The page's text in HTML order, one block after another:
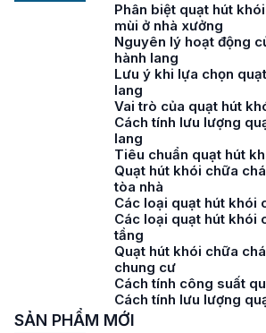
Phân biệt quạt hút
mùi ở nhà xưởng
Nguyên lý hoạt động
hành lang
Lưu ý khi lựa chọn
lang
Vai trò của quạt hút
Cách tính lưu lượng
lang
Tiêu chuẩn quạt hút
Quạt hút khói chữa
tòa nhà
Các loại quạt hút khói
Các loại quạt hút khói
tầng
Quạt hút khói chữa
chung cư
Cách tính công suất
Cách tính lưu lượng
SẢN PHẨM MỚI